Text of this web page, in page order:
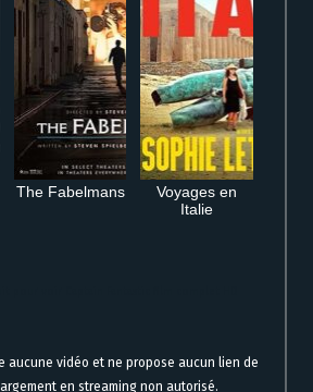
The Fabelmans
Voyages en
Italie
aucune vidéo et ne propose aucun lien de
en streaming non autorisé.